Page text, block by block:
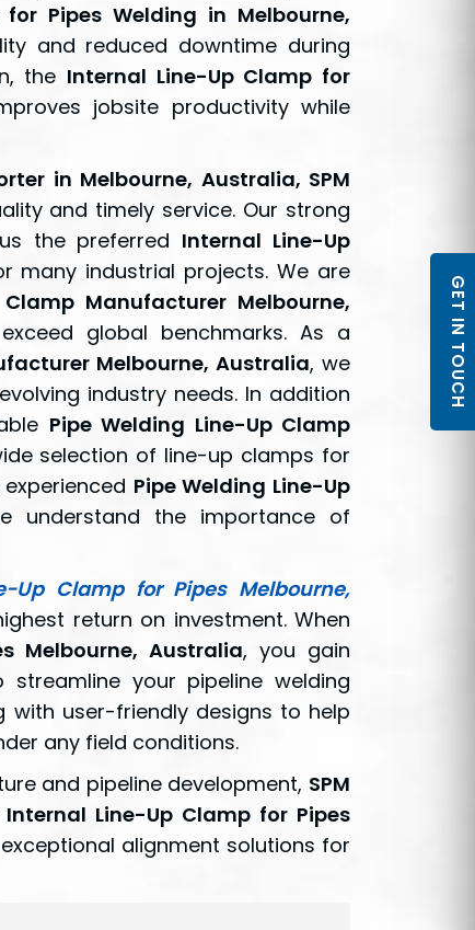
Pipes Welding in Melbourne,
and reduced downtime during
the Internal Line-Up Clamp for
jobsite productivity while
in Melbourne, Australia, SPM
and timely service. Our strong
the preferred Internal Line-Up
many industrial projects. We are
Manufacturer Melbourne,
global benchmarks. As a
Melbourne, Australia, we
industry needs. In addition
Pipe Welding Line-Up Clamp
selection of line-up clamps for
Pipe Welding Line-Up
understand the importance of
Up Clamp for Pipes Melbourne,
return on investment. When
Melbourne, Australia, you gain
your pipeline welding
with user-friendly designs to help
any field conditions.
and pipeline development, SPM
Internal Line-Up Clamp for Pipes
alignment solutions for
GET IN TOUCH